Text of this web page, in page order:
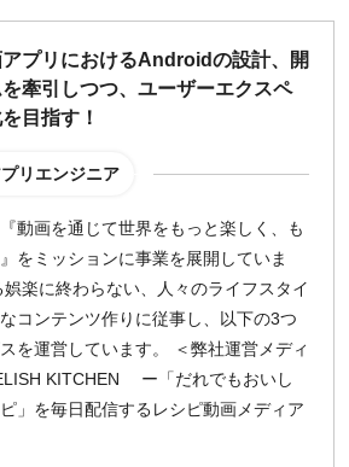
¥3,000 ¥4,000 ¥5,000〜
定なし
プリにおけるAndroidの設計、開
牽引しつつ、ユーザーエクスペ
目指す！
リエンジニア
動画を通じて世界をもっと楽しく、も
をミッションに事業を展開していま
楽に終わらない、人々のライフスタイ
コンテンツ作りに従事し、以下の3つ
を運営しています。 ＜弊社運営メディ
KITCHEN ー「だれでもおいし
」を毎日配信するレシピ動画メディア